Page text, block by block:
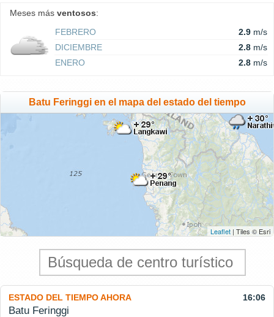
Meses más ventosos:
FEBRERO
2.9 m/s
DICIEMBRE
2.8 m/s
ENERO
2.8 m/s
Batu Feringgi en el mapa del estado del tiempo
Leaflet | Tiles © Esri
ESTADO DEL TIEMPO AHORA 16:06
Batu Feringgi